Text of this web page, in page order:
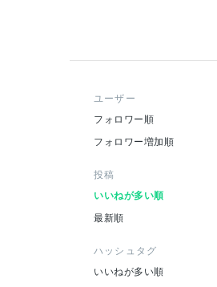
ユーザー
フォロワー順
フォロワー増加順
投稿
いいねが多い順
最新順
ハッシュタグ
いいねが多い順